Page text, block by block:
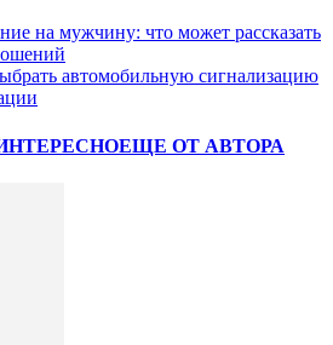
на мужчину: что может рассказать
автомобильную сигнализацию
ЕЩЕ ОТ АВТОРА